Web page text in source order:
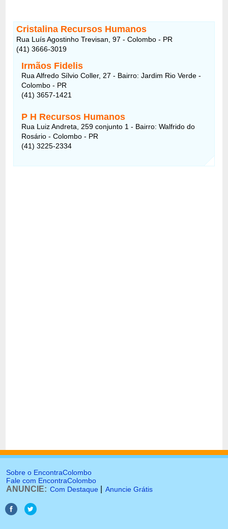
Cristalina Recursos Humanos
Rua Luís Agostinho Trevisan, 97 - Colombo - PR
(41) 3666-3019
Irmãos Fidelis
Rua Alfredo Sílvio Coller, 27 - Bairro: Jardim Rio Verde -
Colombo - PR
(41) 3657-1421
P H Recursos Humanos
Rua Luiz Andreta, 259 conjunto 1 - Bairro: Walfrido do
Rosário - Colombo - PR
(41) 3225-2334
Sobre o EncontraColombo
Fale com EncontraColombo
ANUNCIE: Com Destaque Anuncie Grátis